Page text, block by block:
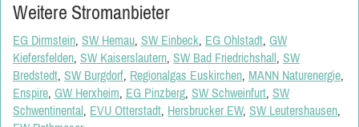
Weitere Stromanbieter
EG Dirmstein, SW Hemau, SW Einbeck, EG Ohlstadt, GW
Kiefersfelden, SW Kaiserslautern, SW Bad Friedrichshall, SW
Bredstedt, SW Burgdorf, Regionalgas Euskirchen, MANN Naturenergie,
Enspire, GW Herxheim, EG Pinzberg, SW Schweinfurt, SW
Schwentinental, EVU Otterstadt, Hersbrucker EW, SW Leutershausen,